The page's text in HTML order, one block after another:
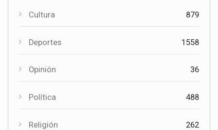
El Certamen "Villa Cervantina" vuelve a situar a Mota del
Cuervo como referente de la música bandística
Cultura 879
Deportes 1558
Opinión 36
Política 488
Religión 262